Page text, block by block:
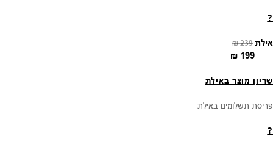
?
אילת מחיר רגיל239 ₪מחיר מבצע
199 ₪
שריון מוצר באילת
פריסת תשלומים באילת
?